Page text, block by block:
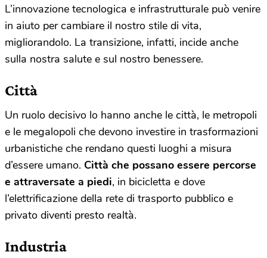
L’innovazione tecnologica e infrastrutturale può venire
in aiuto per cambiare il nostro stile di vita,
migliorandolo. La transizione, infatti, incide anche
sulla nostra salute e sul nostro benessere.
Città
Un ruolo decisivo lo hanno anche le città, le metropoli
e le megalopoli che devono investire in trasformazioni
urbanistiche che rendano questi luoghi a misura
d’essere umano. Città che possano essere percorse
e attraversate a piedi, in bicicletta e dove
l’elettrificazione della rete di trasporto pubblico e
privato diventi presto realtà.
Industria